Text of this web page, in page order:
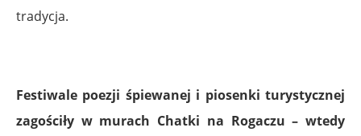
tradycja.
Festiwale poezji śpiewanej i piosenki turystycznej
zagościły w murach Chatki na Rogaczu – wtedy